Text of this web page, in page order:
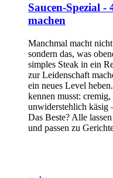
Saucen-Spezial -
machen
Manchmal macht
sondern das, was
simples Steak in ein
zur Leidenschaft
ein neues Level
kennen musst:
unwiderstehlich käsig
Das Beste? Alle
und passen zu